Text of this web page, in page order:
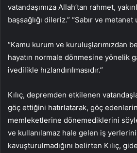
vatandaşımıza Allah’tan rahmet,
başsağlığı dileriz.” “Sabır ve
“Kamu kurum ve kuruluşlarımızdan
hayatın normale dönmesine yönelik
ivedilikle hızlandırılmasıdır.”
Kılıç, depremden etkilenen
göç ettiğini hatırlatarak, göç
memleketlerine dönemediklerini
ve kullanılamaz hale gelen iş
kavuşturulmadığını belirten Kılıç,